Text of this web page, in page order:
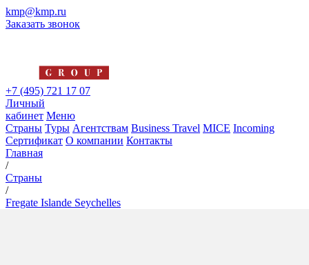
kmp@kmp.ru
Заказать звонок
+7 (495) 721 17 07
Личный
кабинет Меню
Страны Туры Агентствам Business Travel MICE Incoming
Сертификат О компании Контакты
Главная
/
Страны
/
Fregate Islande Seychelles